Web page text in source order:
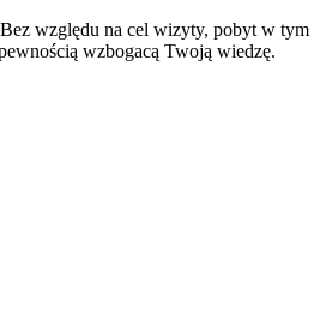
względu na cel wizyty, pobyt w tym
wzbogacą Twoją wiedzę.